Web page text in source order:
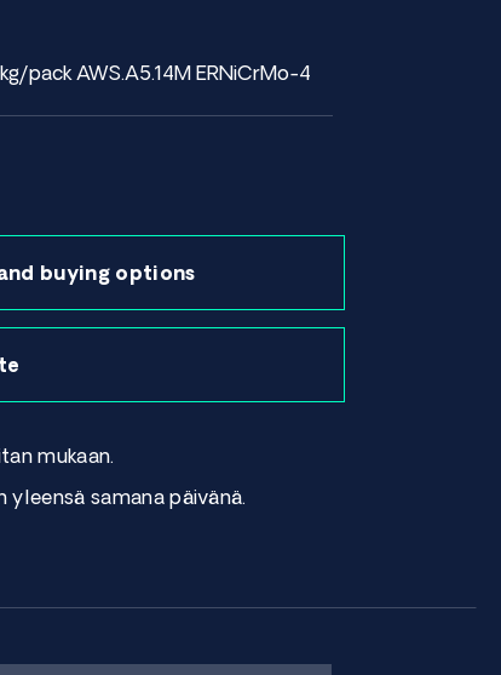
pack AWS.A5.14M ERNiCrMo-4
buying options
mukaan.
samana päivänä.